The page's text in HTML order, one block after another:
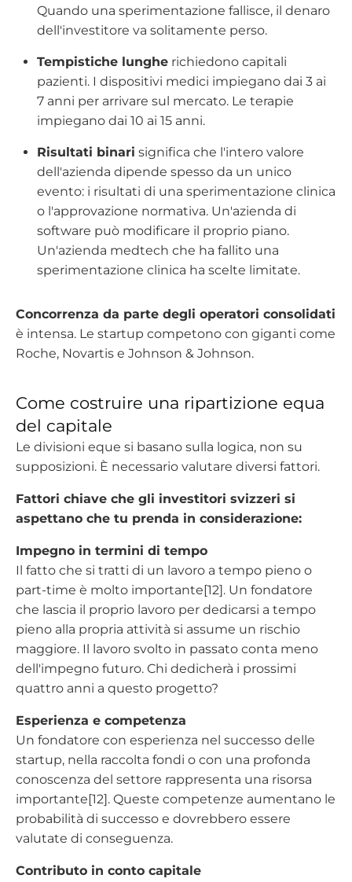
Quando una sperimentazione fallisce, il denaro
dell'investitore va solitamente perso.
Tempistiche lunghe richiedono capitali
pazienti. I dispositivi medici impiegano dai 3 ai
7 anni per arrivare sul mercato. Le terapie
impiegano dai 10 ai 15 anni.
Risultati binari significa che l'intero valore
dell'azienda dipende spesso da un unico
evento: i risultati di una sperimentazione clinica
o l'approvazione normativa. Un'azienda di
software può modificare il proprio piano.
Un'azienda medtech che ha fallito una
sperimentazione clinica ha scelte limitate.
Concorrenza da parte degli operatori consolidati
è intensa. Le startup competono con giganti come
Roche, Novartis e Johnson & Johnson.
Come costruire una ripartizione equa
del capitale
Le divisioni eque si basano sulla logica, non su
supposizioni. È necessario valutare diversi fattori.
Fattori chiave che gli investitori svizzeri si
aspettano che tu prenda in considerazione:
Impegno in termini di tempo
Il fatto che si tratti di un lavoro a tempo pieno o
part-time è molto importante[12]. Un fondatore
che lascia il proprio lavoro per dedicarsi a tempo
pieno alla propria attività si assume un rischio
maggiore. Il lavoro svolto in passato conta meno
dell'impegno futuro. Chi dedicherà i prossimi
quattro anni a questo progetto?
Esperienza e competenza
Un fondatore con esperienza nel successo delle
startup, nella raccolta fondi o con una profonda
conoscenza del settore rappresenta una risorsa
importante[12]. Queste competenze aumentano le
probabilità di successo e dovrebbero essere
valutate di conseguenza.
Contributo in conto capitale